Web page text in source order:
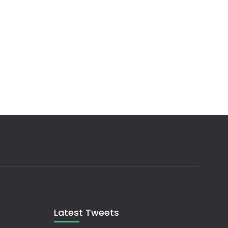
Latest Tweets